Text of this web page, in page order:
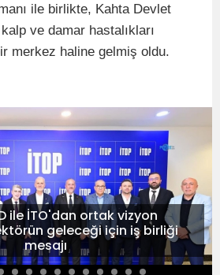
ile birlikte, Kahta Devlet
ve damar hastalıkları
merkez haline gelmiş oldu.
ile İTO'dan ortak vizyon
geleceği için iş birliği
mesajı